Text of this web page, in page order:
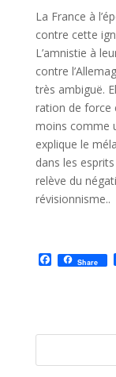
La France à
contre cette
L’amnistie à
contre
très ambiguë.
ration de force
moins com­me
explique le
dans les
relève du
révisionnisme..
F
a
o
Share